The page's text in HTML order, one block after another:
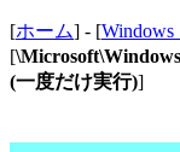
[ホーム] - [
[
(一度だけ実行)]